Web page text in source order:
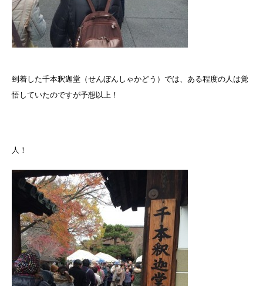
到着した千本釈迦堂（せんぼんしゃかどう）では、ある程度の人は覚
悟していたのですが予想以上！
人！